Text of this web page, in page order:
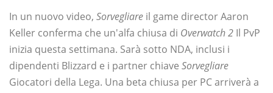
In un nuovo video, Sorvegliare il game director Aaron
Keller conferma che un'alfa chiusa di Overwatch 2 Il PvP
inizia questa settimana. Sarà sotto NDA, inclusi i
dipendenti Blizzard e i partner chiave Sorvegliare
Giocatori della Lega. Una beta chiusa per PC arriverà a